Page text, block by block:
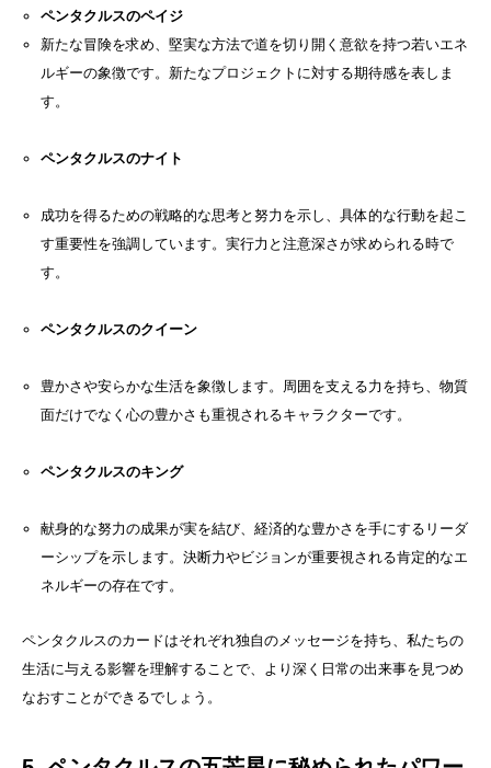
ペンタクルスのペイジ
新たな冒険を求め、堅実な方法で道を切り開く意欲を持つ若いエネ
ルギーの象徴です。新たなプロジェクトに対する期待感を表しま
す。
ペンタクルスのナイト
成功を得るための戦略的な思考と努力を示し、具体的な行動を起こ
す重要性を強調しています。実行力と注意深さが求められる時で
す。
ペンタクルスのクイーン
豊かさや安らかな生活を象徴します。周囲を支える力を持ち、物質
面だけでなく心の豊かさも重視されるキャラクターです。
ペンタクルスのキング
献身的な努力の成果が実を結び、経済的な豊かさを手にするリーダ
ーシップを示します。決断力やビジョンが重要視される肯定的なエ
ネルギーの存在です。
ペンタクルスのカードはそれぞれ独自のメッセージを持ち、私たちの
生活に与える影響を理解することで、より深く日常の出来事を見つめ
なおすことができるでしょう。